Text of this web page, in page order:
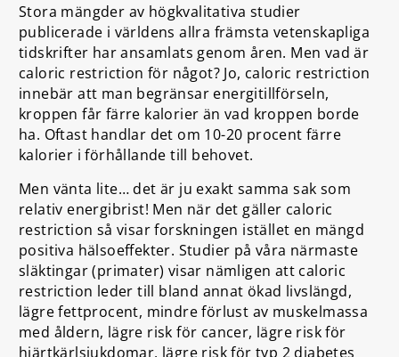
Stora mängder av högkvalitativa studier
publicerade i världens allra främsta vetenskapliga
tidskrifter har ansamlats genom åren. Men vad är
caloric restriction för något? Jo, caloric restriction
innebär att man begränsar energitillförseln,
kroppen får färre kalorier än vad kroppen borde
ha. Oftast handlar det om 10-20 procent färre
kalorier i förhållande till behovet.
Men vänta lite… det är ju exakt samma sak som
relativ energibrist! Men när det gäller caloric
restriction så visar forskningen istället en mängd
positiva hälsoeffekter. Studier på våra närmaste
släktingar (primater) visar nämligen att caloric
restriction leder till bland annat ökad livslängd,
lägre fettprocent, mindre förlust av muskelmassa
med åldern, lägre risk för cancer, lägre risk för
hjärtkärlsjukdomar, lägre risk för typ 2 diabetes